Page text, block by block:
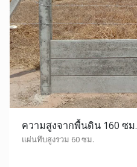
ความสูงจากพื้นดิน 160 ซม.
แผ่นทึบสูงรวม 60 ซม.